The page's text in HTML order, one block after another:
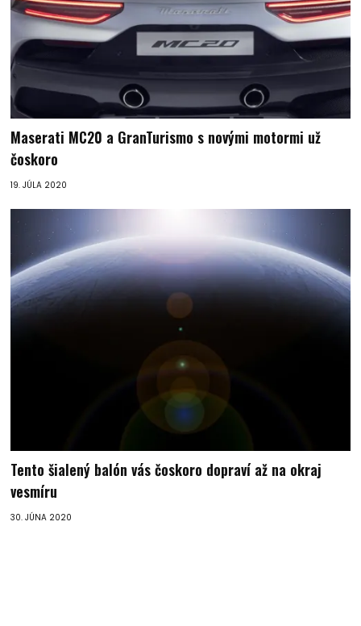
Maserati MC20 a GranTurismo s novými motormi už
čoskoro
19. JÚLA 2020
Tento šialený balón vás čoskoro dopraví až na okraj
vesmíru
30. JÚNA 2020